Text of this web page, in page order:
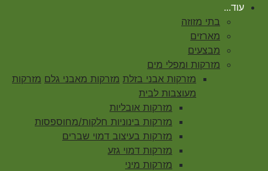
עוד...
בתי מזוזה
מארזים
מבצעים
מזרקות ומפלי מים
מזרקות אבני בזלת מזרקות מאבני גלם מזרקות
מעוצבות לבית
מזרקות אובליות
מזרקות בינוניות חלקות/מחוספסות
מזרקות בעיצוב דמוי שברים
מזרקות דמוי גזע
מזרקות מיני